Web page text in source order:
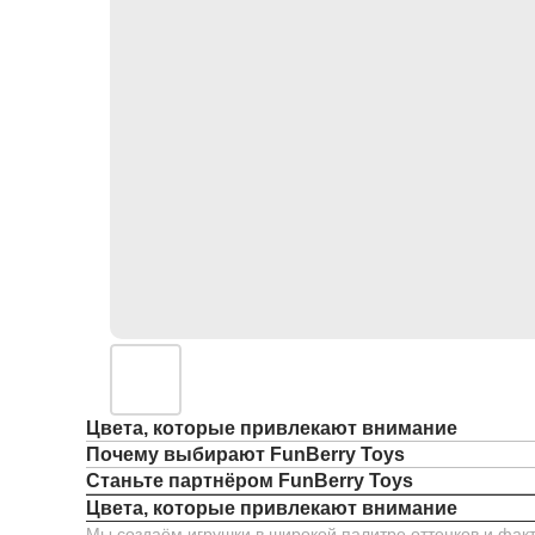
Цвета, которые привлекают внимание
Почему выбирают FunBerry Toys
Станьте партнёром FunBerry Toys
Цвета, которые привлекают внимание